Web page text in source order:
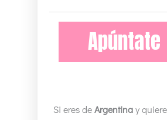
2024
Apúntate
Si eres deArgentinay